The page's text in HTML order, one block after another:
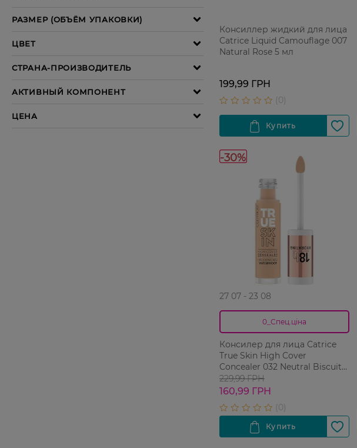
Консиллер жидкий для лица
Catrice Liquid Camouflage 007
Natural Rose 5 мл
199,99 ГРН
-30%
27 07 - 23 08
0_Спец.ціна
Консилер для лица Catrice
True Skin High Cover
Concealer 032 Neutral Biscuit
водостойкий 4.5 мл
229,99 ГРН
160,99 ГРН